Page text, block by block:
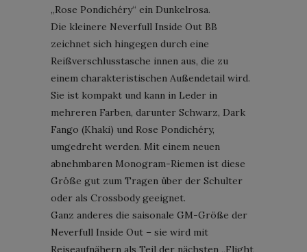
„Rose Pondichéry“ ein Dunkelrosa.
Die kleinere Neverfull Inside Out BB
zeichnet sich hingegen durch eine
Reißverschlusstasche innen aus, die zu
einem charakteristischen Außendetail wird.
Sie ist kompakt und kann in Leder in
mehreren Farben, darunter Schwarz, Dark
Fango (Khaki) und Rose Pondichéry,
umgedreht werden. Mit einem neuen
abnehmbaren Monogram-Riemen ist diese
Größe gut zum Tragen über der Schulter
oder als Crossbody geeignet.
Ganz anderes die saisonale GM-Größe der
Neverfull Inside Out – sie wird mit
Reiseaufnähern als Teil der nächsten „Flight